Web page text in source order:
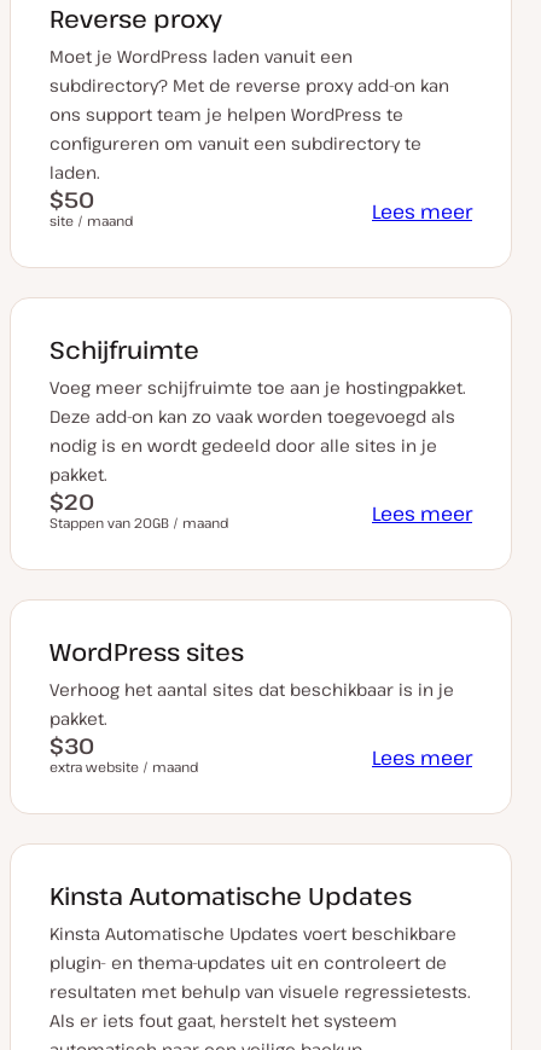
Reverse proxy
Moet je WordPress laden vanuit een
subdirectory? Met de reverse proxy add-on kan
ons support team je helpen WordPress te
configureren om vanuit een subdirectory te
laden.
$50
site / maand Lees meer
Schijfruimte
Voeg meer schijfruimte toe aan je hostingpakket.
Deze add-on kan zo vaak worden toegevoegd als
nodig is en wordt gedeeld door alle sites in je
pakket.
$20
Stappen van 20GB / maand Lees meer
WordPress sites
Verhoog het aantal sites dat beschikbaar is in je
pakket.
$30
extra website / maand Lees meer
Kinsta Automatische Updates
Kinsta Automatische Updates voert beschikbare
plugin- en thema-updates uit en controleert de
resultaten met behulp van visuele regressietests.
Als er iets fout gaat, herstelt het systeem